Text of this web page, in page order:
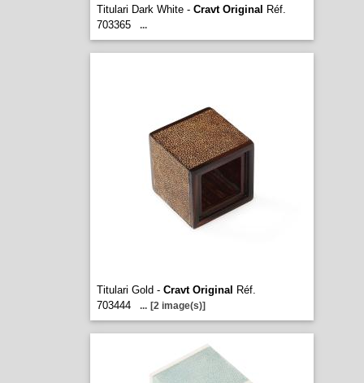
Titulari Dark White - Cravt Original Réf.
703365
...
Titulari Gold - Cravt Original Réf.
703444
... [2 image(s)]